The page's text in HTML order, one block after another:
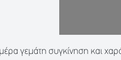
γεμάτη συγκίνηση και